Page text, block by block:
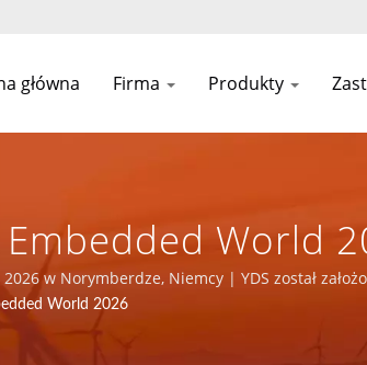
główna Firma Produkty
World
ISO
CO., LTD.
w Norymberdze, Niemcy | YDS został
Jesteśmy wiodącym producentem elektroniki
World 2026